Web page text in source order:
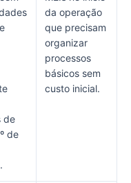
de
de
da operação
que precisam
organizar
processos
básicos sem
custo inicial.